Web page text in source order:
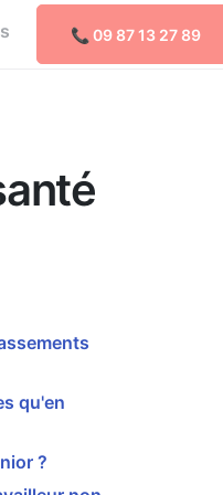
📞 09 87 13 27 89
qu'en
?